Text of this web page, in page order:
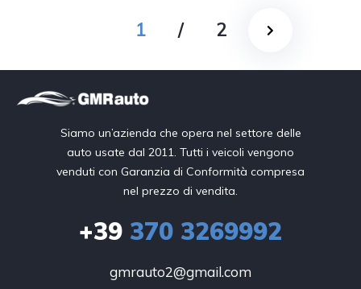
1 / 2
Siamo un’azienda che opera nel settore delle
auto usate dal 2011. Tutti i veicoli vengono
venduti con Garanzia di Conformità compresa
nel prezzo di vendita.
+39 370 3269992
gmrauto2@gmail.com